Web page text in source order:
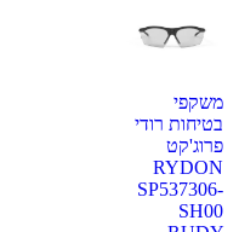
משקפי
בטיחות רודי
פרוג'קט
RYDON
SP537306-
SH00